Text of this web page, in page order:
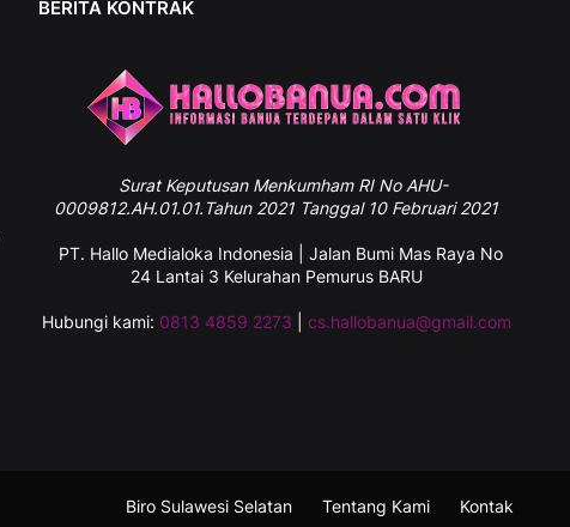
BERITA KONTRAK
SuratKeputusan Menkumham RI No AHU-
0009812.AH.01.01.Tahun 2021 Tanggal 10 Februari 2021
PT. Hallo Medialoka Indonesia | Jalan Bumi Mas Raya No
24 Lantai 3 Kelurahan Pemurus BARU
Hubungi kami: 0813 4859 2273 cs.hallobanua@gmail.com
Biro Sulawesi Selatan Tentang Kami Kontak